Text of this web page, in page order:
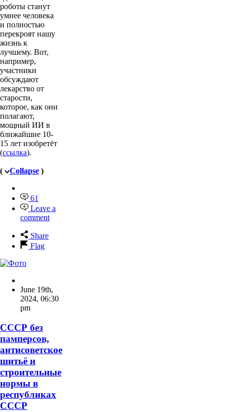
роботы станут
умнее человека
и полностью
перекроят нашу
жизнь к
лучшему. Вот,
например,
участники
обсуждают
лекарство от
старости,
которое, как они
полагают,
мощный ИИ в
ближайшие 10-
15 лет изобретёт
(ссылка).
( Collapse )
61
Leave a
comment
Share
Flag
June 19th,
2024, 06:30
pm
СССР без
памперсов,
антисоветское
шитьё и
строительные
нормы в
республиках
СССР